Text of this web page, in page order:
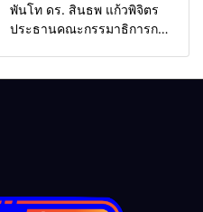
พันโท ดร. สินธพ แก้วพิจิตร
ประธานคณะกรรมาธิการการ